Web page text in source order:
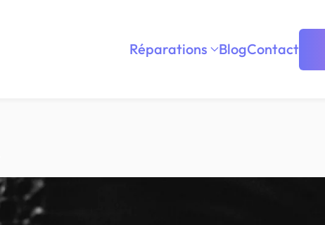
Réparations BlogContact